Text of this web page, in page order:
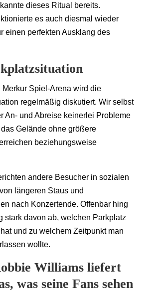
dieses Ritual bereits.
es auch diesmal wieder
einen perfekten Ausklang des
Merkur Spiel-Arena wird die
regelmäßig diskutiert. Wir selbst
An- und Abreise keinerlei Probleme
Gelände ohne größere
beziehungsweise
andere Besucher in sozialen
längeren Staus und
nach Konzertende. Offenbar hing
stark davon ab, welchen Parkplatz
und zu welchem Zeitpunkt man
wollte.
Williams liefert
was seine Fans sehen